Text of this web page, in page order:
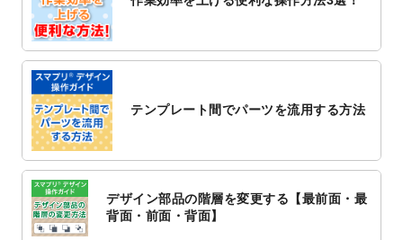
2022/10/26
追加しました。
2022/10/20
2022/10/14
年賀ポスターのデザインテンプレートを公
2022/10/6
チラシ作成からポスティング配布注文まで
2022/10/1
2023年版1月始まりのカレンダーデザイン
テンプレート間でパーツを流用する方法
デザイン部品の階層を変更する【最前面・最
背面・前面・背面】